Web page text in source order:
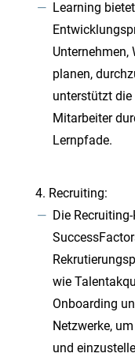
Learning
planen,
unterstützt
Mitarbeiter
Lernpfade.
Recruiting:
Die
wie
Onboarding
Netzwerke,
und